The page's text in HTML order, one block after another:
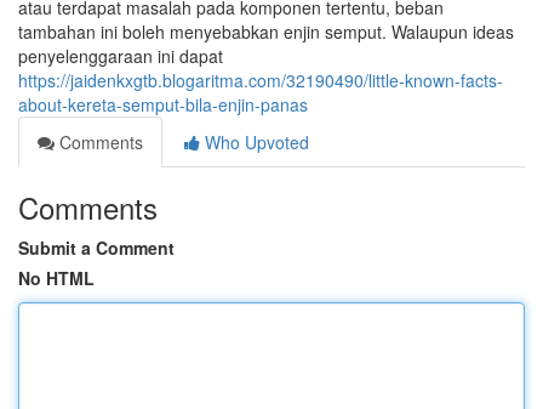
atau terdapat masalah pada komponen tertentu, beban
tambahan ini boleh menyebabkan enjin semput. Walaupun ideas
penyelenggaraan ini dapat
https://jaidenkxgtb.blogaritma.com/32190490/little-known-facts-
about-kereta-semput-bila-enjin-panas
Comments
Who Upvoted
Comments
Submit a Comment
No HTML